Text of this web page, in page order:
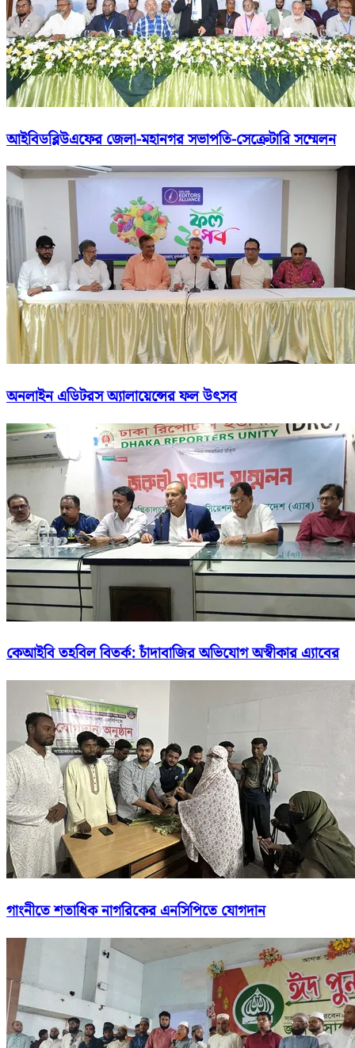
আইবিডব্লিউএফের জেলা-মহানগর সভাপতি-সেক্রেটারি সম্মেলন
অনলাইন এডিটরস অ্যালায়েন্সের ফল উৎসব
কেআইবি তহবিল বিতর্ক: চাঁদাবাজির অভিযোগ অস্বীকার এ্যাবের
গাংনীতে শতাধিক নাগরিকের এনসিপিতে যোগদান